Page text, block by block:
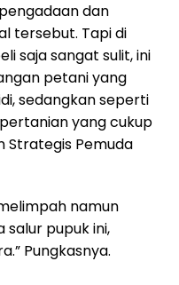
dan
tersebut. Tapi di
saja sangat sulit, ini
petani yang
sedangkan seperti
yang cukup
Strategis Pemuda
namun
pupuk ini,
Pungkasnya.